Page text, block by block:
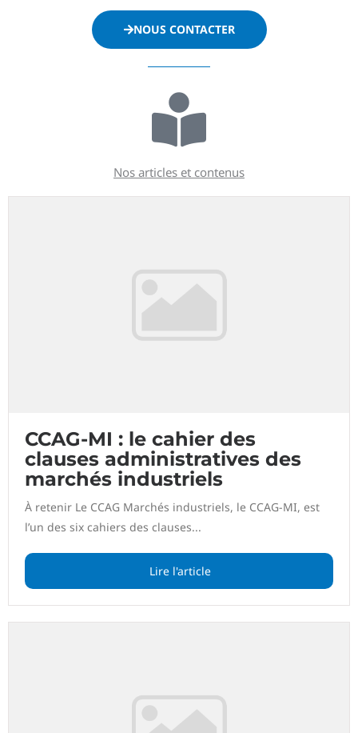
NOUS CONTACTER
Nos articles et contenus
CCAG-MI : le cahier des
clauses administratives des
marchés industriels
À retenir Le CCAG Marchés industriels, le CCAG-MI, est
l’un des six cahiers des clauses...
Lire l'article